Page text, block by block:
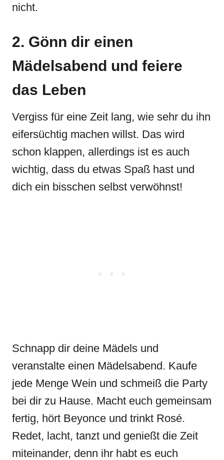
nicht.
2. Gönn dir einen
Mädelsabend und feiere
das Leben
Vergiss für eine Zeit lang, wie sehr du ihn
eifersüchtig machen willst. Das wird
schon klappen, allerdings ist es auch
wichtig, dass du etwas Spaß hast und
dich ein bisschen selbst verwöhnst!
Schnapp dir deine Mädels und
veranstalte einen Mädelsabend. Kaufe
jede Menge Wein und schmeiß die Party
bei dir zu Hause. Macht euch gemeinsam
fertig, hört Beyonce und trinkt Rosé.
Redet, lacht, tanzt und genießt die Zeit
miteinander, denn ihr habt es euch